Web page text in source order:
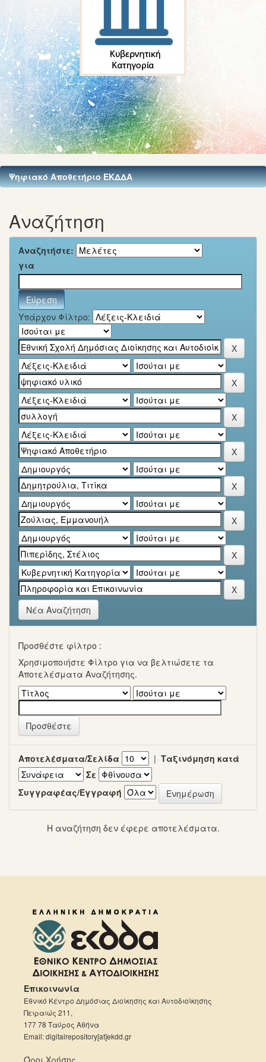
Ψηφιακό Αποθετήριο ΕΚΔΔΑ
Αναζήτηση
Αναζητήστε:
για
Υπάρχον Φίλτρο:
Νέα Αναζήτηση
Προσθέστε φίλτρο :
Χρησιμοποιήστε Φίλτρο για να βελτιώσετε τα
Αποτελέσματα Αναζήτησης.
Αποτελέσματα/Σελίδα | Ταξινόμηση κατά
Σε
Συγγραφέας/Εγγραφή
Η αναζήτηση δεν έφερε αποτελέσματα.
Επικοινωνία
Εθνικό Κέντρο Δημόσιας Διοίκησης και Αυτοδιοίκησης
Πειραιώς 211,
177 78 Ταύρος Αθήνα
Email: digitalrepository[at]ekdd.gr
Όροι Χρήσης